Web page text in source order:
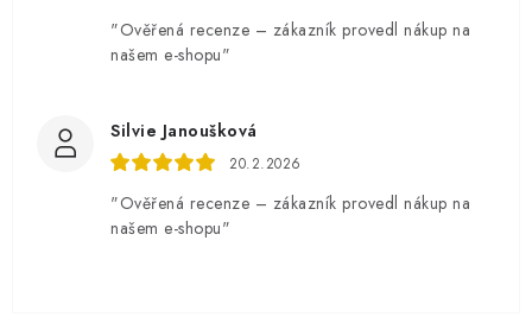
"Ověřená recenze – zákazník provedl nákup na
našem e-shopu"
Silvie Janoušková
20.2.2026
"Ověřená recenze – zákazník provedl nákup na
našem e-shopu"